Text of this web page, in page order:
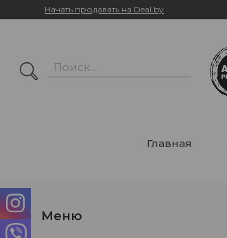
Начать продавать на Deal.by
Главная